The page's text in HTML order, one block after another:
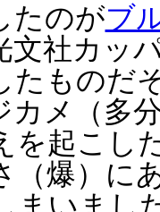
たのがブ
文社カッ
たものだ
カメ（多
を起こし
（爆）に